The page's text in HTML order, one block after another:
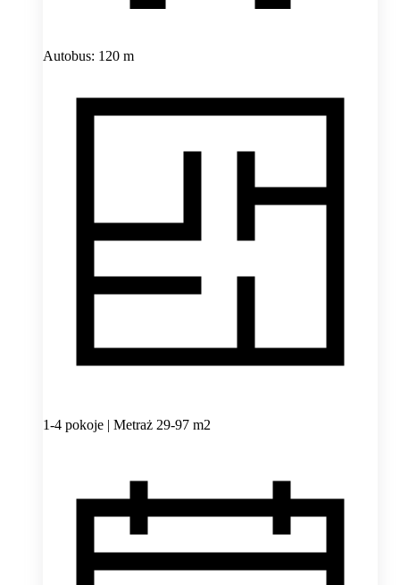
Autobus: 120 m
1-4 pokoje | Metraż 29-97 m2